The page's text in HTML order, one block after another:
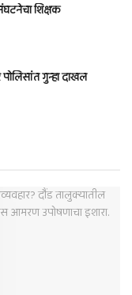
शिक्षक
पोलिसांत गुन्हा दाखल